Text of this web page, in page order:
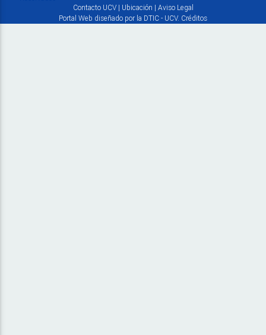
Contacto UCV| Ubicación | Aviso Legal
Portal Web diseñado por la DTIC - UCV. Créditos